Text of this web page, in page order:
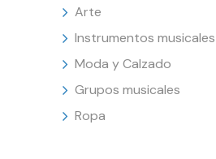
Arte
Instrumentos musicales
Moda y Calzado
Grupos musicales
Ropa